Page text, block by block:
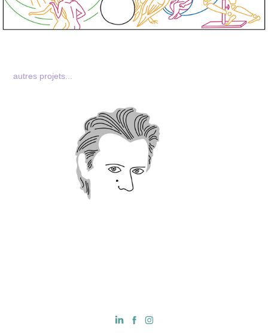
autres projets...